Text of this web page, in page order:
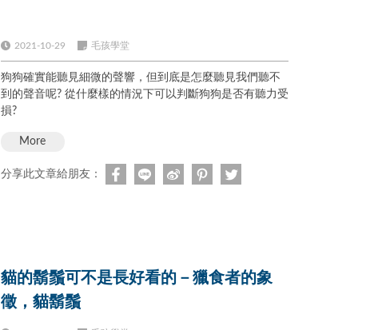
2021-10-29 毛孩學堂
狗狗確實能聽見細微的聲響，但到底是怎麼聽見我們聽不
到的聲音呢? 從什麼樣的情況下可以判斷狗狗是否有聽力受
損?
More
分享此文章給朋友：
貓的鬍鬚可不是長好看的－獵食者的象
徵，貓鬍鬚